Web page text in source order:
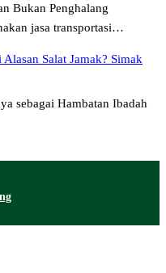
Bukan Penghalang
jasa transportasi…
Salat Jamak? Simak
sebagai Hambatan Ibadah